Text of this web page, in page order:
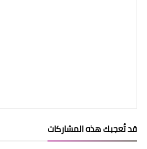
قد تُعجبك هذه المشاركات